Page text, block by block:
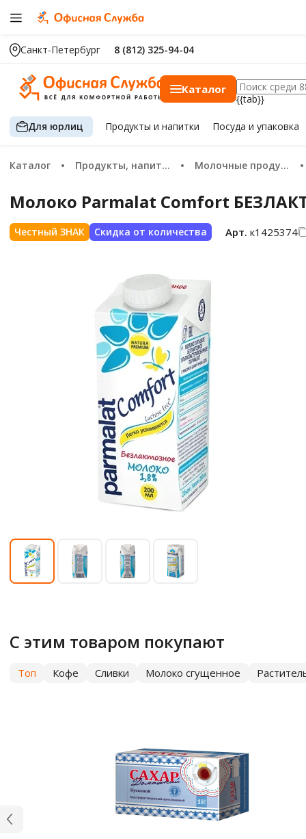
Санкт-Петербург 8 (812) 325-94-04
Каталог
{{tab}}
Для юрлиц Продуктыи напитки Посуда и упаковка
Каталог Продукты, напитки Молочные продукты, сыр, яйца
Молоко Parmalat Comfort
Честный ЗНАК Скидка от количества Арт. к1425374
С этим товаром покупают
Топ Кофе Сливки Молоко сгущенное